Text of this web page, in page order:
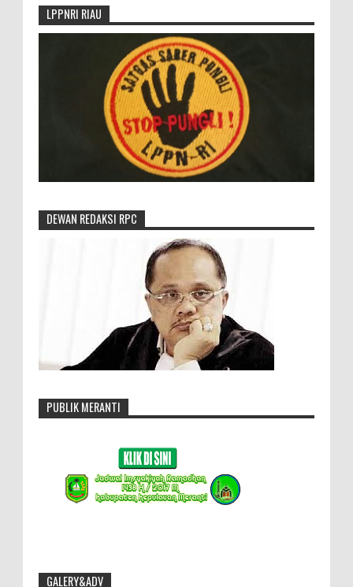
LPPNRI RIAU
DEWAN REDAKSI RPC
PUBLIK MERANTI
GALERY&ADV